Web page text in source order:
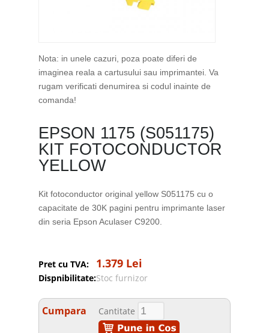
Nota: in unele cazuri, poza poate diferi de
imaginea reala a cartusului sau imprimantei. Va
rugam verificati denumirea si codul inainte de
comanda!
EPSON 1175 (S051175)
KIT FOTOCONDUCTOR
YELLOW
Kit fotoconductor original yellow S051175 cu o
capacitate de 30K pagini pentru imprimante laser
din seria Epson Aculaser C9200.
Pret cu TVA: 1.379 Lei
Dispnibilitate:Stoc furnizor
Cumpara Cantitate